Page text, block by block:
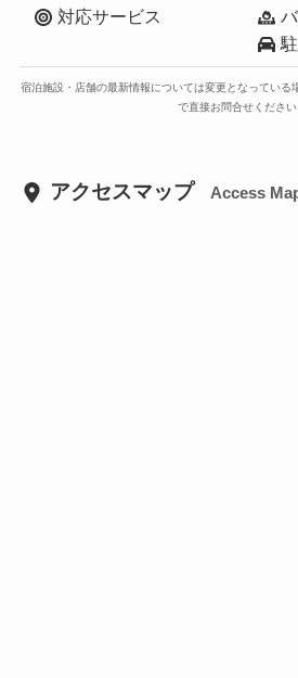
対応サービス
宿泊施設・店舗の最新情報については変更となっている
で直接お問合せください
アクセスマップ Access